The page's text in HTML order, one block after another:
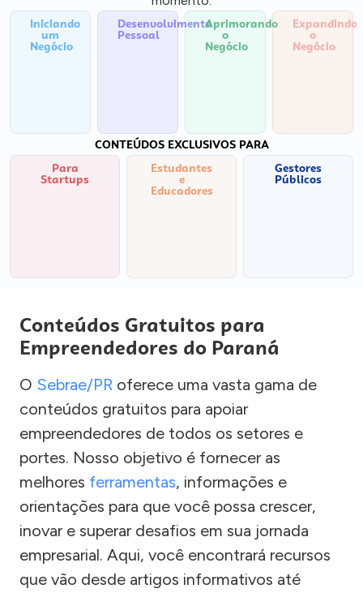
Iniciando
um
Negócio
Desenvolvimento
Pessoal
Aprimorando
o
Negócio
Expandindo
o
Negócio
CONTEÚDOS EXCLUSIVOS PARA
Para
Startups
Estudantes
e
Educadores
Gestores
Públicos
Conteúdos Gratuitos para
Empreendedores do Paraná
O Sebrae/PR oferece uma vasta gama de
conteúdos gratuitos para apoiar
empreendedores de todos os setores e
portes. Nosso objetivo é fornecer as
melhores ferramentas, informações e
orientações para que você possa crescer,
inovar e superar desafios em sua jornada
empresarial. Aqui, você encontrará recursos
que vão desde artigos informativos até